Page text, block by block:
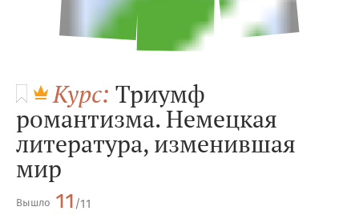
Курс: Триумф
романтизма. Немецкая
литература, изменившая
мир
Вышло 11 /11